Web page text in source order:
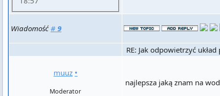
Wiadomość # 9
RE: Jak odpowietrzyć
muuz •
Moderator
najlepsza jaką znam na